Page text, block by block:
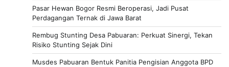
Pasar Hewan Bogor Resmi Beroperasi, Jadi Pusat
Perdagangan Ternak di Jawa Barat
Rembug Stunting Desa Pabuaran: Perkuat Sinergi, Tekan
Risiko Stunting Sejak Dini
Musdes Pabuaran Bentuk Panitia Pengisian Anggota BPD